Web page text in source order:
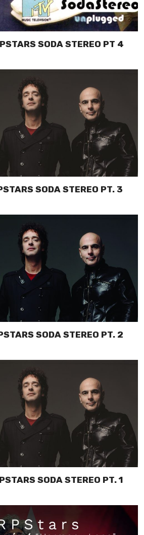
SODA STEREO PT 4
SODA STEREO PT. 3
SODA STEREO PT. 2
SODA STEREO PT. 1